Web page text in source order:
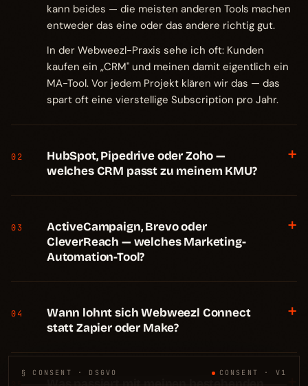
kann beides — die meisten anderen Tools machen
entweder das eine oder das andere richtig gut.
In der Webweezl-Praxis sehe ich oft: Kunden
kaufen ein „CRM" und meinen damit eigentlich ein
MA-Tool. Vor jedem Projekt klären wir das — das
spart oft eine vierstellige Subscription pro Jahr.
02
HubSpot, Pipedrive oder Zoho —
welches CRM passt zu meinem KMU?
+
03
ActiveCampaign, Brevo oder
CleverReach — welches Marketing-
Automation-Tool?
+
04
Wann lohnt sich Webweezl Connect
statt Zapier oder Make?
+
§ CONSENT · DSGVO CONSENT · V1